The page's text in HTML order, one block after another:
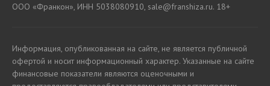
ООО «Франкон», ИНН 5038080910, sale@franshiza.ru. 18+
Информация, опубликованная на сайте, не является публичной
офертой и носит информационный характер. Указанные на сайте
финансовые показатели являются оценочными и